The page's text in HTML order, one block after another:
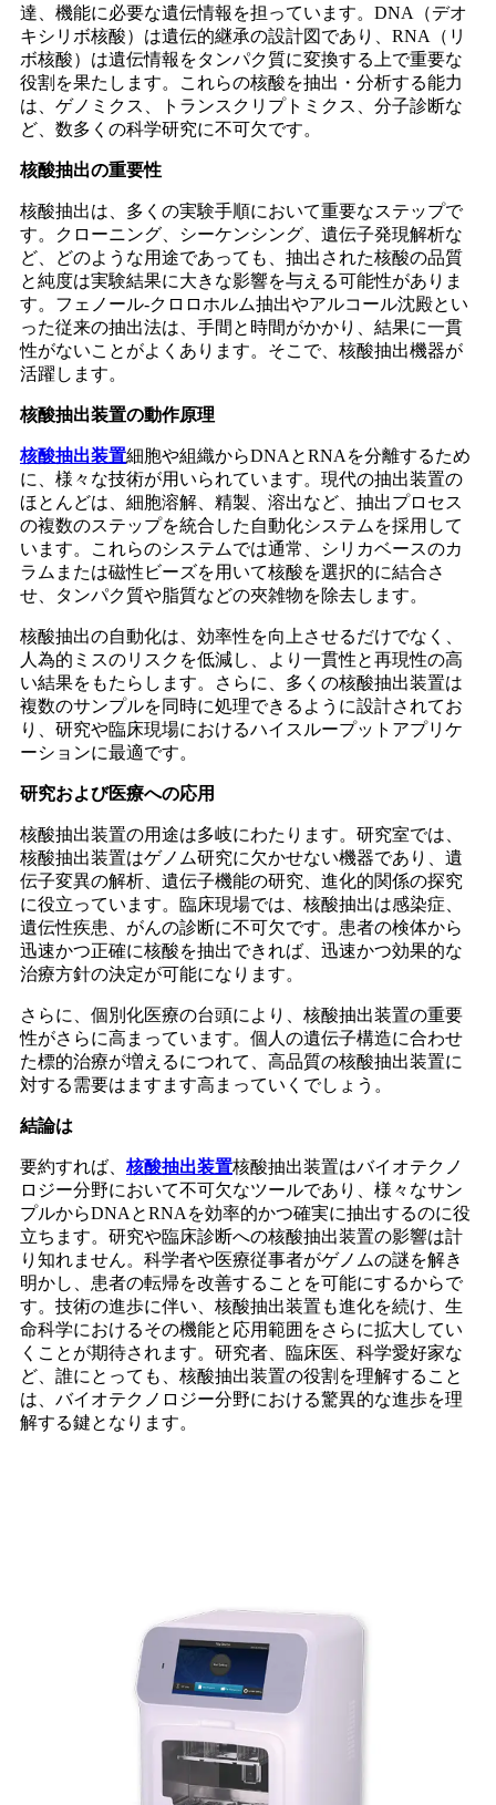
達、機能に必要な遺伝情報を担っています。DNA（デオ
キシリボ核酸）は遺伝的継承の設計図であり、RNA（リ
ボ核酸）は遺伝情報をタンパク質に変換する上で重要な
役割を果たします。これらの核酸を抽出・分析する能力
は、ゲノミクス、トランスクリプトミクス、分子診断な
ど、数多くの科学研究に不可欠です。
核酸抽出の重要性
核酸抽出は、多くの実験手順において重要なステップで
す。クローニング、シーケンシング、遺伝子発現解析な
ど、どのような用途であっても、抽出された核酸の品質
と純度は実験結果に大きな影響を与える可能性がありま
す。フェノール-クロロホルム抽出やアルコール沈殿とい
った従来の抽出法は、手間と時間がかかり、結果に一貫
性がないことがよくあります。そこで、核酸抽出機器が
活躍します。
核酸抽出装置の動作原理
核酸抽出装置細胞や組織からDNAとRNAを分離するため
に、様々な技術が用いられています。現代の抽出装置の
ほとんどは、細胞溶解、精製、溶出など、抽出プロセス
の複数のステップを統合した自動化システムを採用して
います。これらのシステムでは通常、シリカベースのカ
ラムまたは磁性ビーズを用いて核酸を選択的に結合さ
せ、タンパク質や脂質などの夾雑物を除去します。
核酸抽出の自動化は、効率性を向上させるだけでなく、
人為的ミスのリスクを低減し、より一貫性と再現性の高
い結果をもたらします。さらに、多くの核酸抽出装置は
複数のサンプルを同時に処理できるように設計されてお
り、研究や臨床現場におけるハイスループットアプリケ
ーションに最適です。
研究および医療への応用
核酸抽出装置の用途は多岐にわたります。研究室では、
核酸抽出装置はゲノム研究に欠かせない機器であり、遺
伝子変異の解析、遺伝子機能の研究、進化的関係の探究
に役立っています。臨床現場では、核酸抽出は感染症、
遺伝性疾患、がんの診断に不可欠です。患者の検体から
迅速かつ正確に核酸を抽出できれば、迅速かつ効果的な
治療方針の決定が可能になります。
さらに、個別化医療の台頭により、核酸抽出装置の重要
性がさらに高まっています。個人の遺伝子構造に合わせ
た標的治療が増えるにつれて、高品質の核酸抽出装置に
対する需要はますます高まっていくでしょう。
結論は
要約すれば、 核酸抽出装置核酸抽出装置はバイオテクノ
ロジー分野において不可欠なツールであり、様々なサン
プルからDNAとRNAを効率的かつ確実に抽出するのに役
立ちます。研究や臨床診断への核酸抽出装置の影響は計
り知れません。科学者や医療従事者がゲノムの謎を解き
明かし、患者の転帰を改善することを可能にするからで
す。技術の進歩に伴い、核酸抽出装置も進化を続け、生
命科学におけるその機能と応用範囲をさらに拡大してい
くことが期待されます。研究者、臨床医、科学愛好家な
ど、誰にとっても、核酸抽出装置の役割を理解すること
は、バイオテクノロジー分野における驚異的な進歩を理
解する鍵となります。